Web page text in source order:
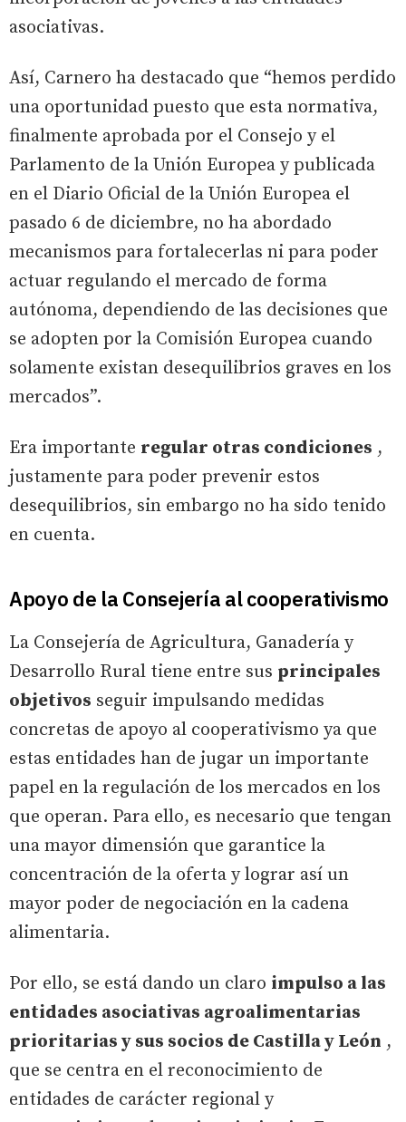
asociativas.
Así, Carnero ha destacado que “hemos perdido
una oportunidad puesto que esta normativa,
finalmente aprobada por el Consejo y el
Parlamento de la Unión Europea y publicada
en el Diario Oficial de la Unión Europea el
pasado 6 de diciembre, no ha abordado
mecanismos para fortalecerlas ni para poder
actuar regulando el mercado de forma
autónoma, dependiendo de las decisiones que
se adopten por la Comisión Europea cuando
solamente existan desequilibrios graves en los
mercados”.
Era importante regular otras condiciones ,
justamente para poder prevenir estos
desequilibrios, sin embargo no ha sido tenido
en cuenta.
Apoyo de la Consejería al cooperativismo
La Consejería de Agricultura, Ganadería y
Desarrollo Rural tiene entre sus principales
objetivos seguir impulsando medidas
concretas de apoyo al cooperativismo ya que
estas entidades han de jugar un importante
papel en la regulación de los mercados en los
que operan. Para ello, es necesario que tengan
una mayor dimensión que garantice la
concentración de la oferta y lograr así un
mayor poder de negociación en la cadena
alimentaria.
Por ello, se está dando un claro impulso a las
entidades asociativas agroalimentarias
prioritarias y sus socios de Castilla y León ,
que se centra en el reconocimiento de
entidades de carácter regional y